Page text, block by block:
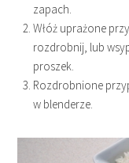
zapach.
Włóż uprażone
rozdrobnij, lub
proszek.
Rozdrobnione
w blenderze.